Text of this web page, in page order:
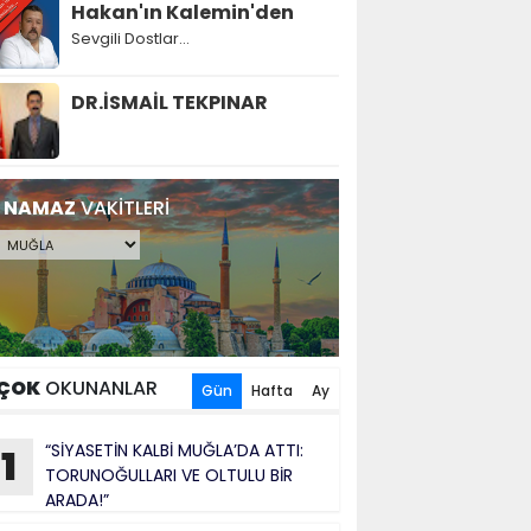
Hakan'ın Kalemin'den
Sevgili Dostlar...
DR.İSMAİL TEKPINAR
NAMAZVAKİTLERİ
OKUNANLAR Gün Hafta Ay
1
“SİYASETİN KALBİ MUĞLA’DA ATTI:
TORUNOĞULLARI VE OLTULU BİR
ARADA!”